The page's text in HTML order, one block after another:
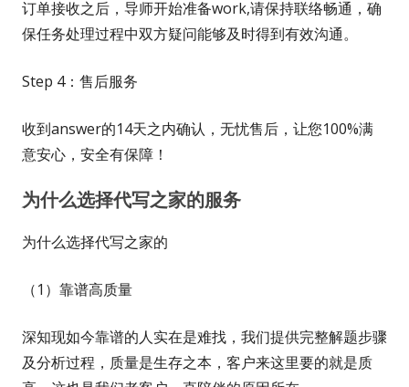
订单接收之后，导师开始准备work,请保持联络畅通，确
保任务处理过程中双方疑问能够及时得到有效沟通。
Step 4：售后服务
收到answer的14天之内确认，无忧售后，让您100%满
意安心，安全有保障！
为什么选择代写之家的服务
为什么选择代写之家的
（1）靠谱高质量
深知现如今靠谱的人实在是难找，我们提供完整解题步骤
及分析过程，质量是生存之本，客户来这里要的就是质